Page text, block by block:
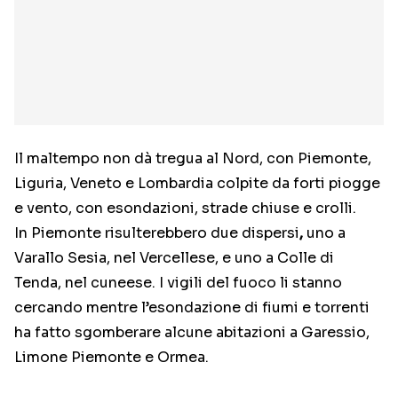
Il maltempo non dà tregua al Nord, con Piemonte,
Liguria, Veneto e Lombardia colpite da forti piogge
e vento, con esondazioni, strade chiuse e crolli.
In Piemonte risulterebbero due dispersi, uno a
Varallo Sesia, nel Vercellese, e uno a Colle di
Tenda, nel cuneese. I vigili del fuoco li stanno
cercando mentre l’esondazione di fiumi e torrenti
ha fatto sgomberare alcune abitazioni a Garessio,
Limone Piemonte e Ormea.